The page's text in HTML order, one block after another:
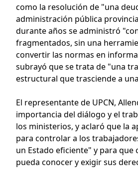
como la resolución de "una
administración pública
durante años se administró
fragmentados, sin una
convertir las normas en
subrayó que se trata de "una
estructural que trasciende a
El representante de UPCN,
importancia del diálogo y el
los ministerios, y aclaró que la
para controlar a los
un Estado eficiente" y para que
pueda conocer y exigir sus